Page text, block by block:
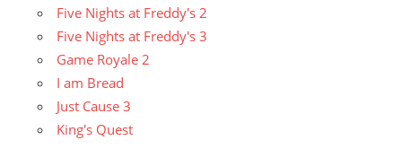
Five Nights at Freddy's 2
Five Nights at Freddy's 3
Game Royale 2
I am Bread
Just Cause 3
King's Quest